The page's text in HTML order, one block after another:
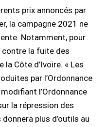
prix annoncés par
la campagne 2021 ne
Notamment, pour
contre la fuite des
Côte d’Ivoire. « Les
par l’Ordonnance
l’Ordonnance
la répression des
plus d’outils au